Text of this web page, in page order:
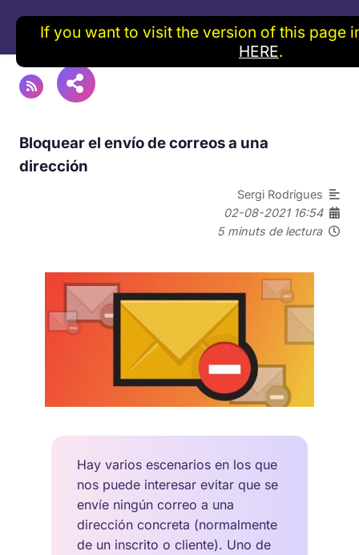
Bloquear el envío de correos a una
dirección
Sergi Rodrígues
02-08-2021 16:54
5 minuts de lectura
Hay varios escenarios en los que
nos puede interesar evitar que se
envíe ningún correo a una
dirección concreta (normalmente
de un inscrito o cliente). Uno de
If you want to visit the version of this page
HERE.